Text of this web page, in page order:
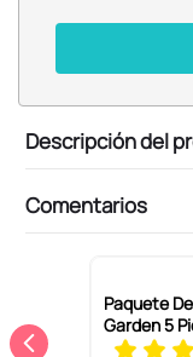
Descripción del
Comentarios
Paquete
Garden 5